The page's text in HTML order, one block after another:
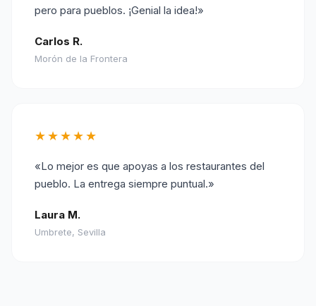
pero para pueblos. ¡Genial la idea!»
Carlos R.
Morón de la Frontera
★★★★★
«Lo mejor es que apoyas a los restaurantes del
pueblo. La entrega siempre puntual.»
Laura M.
Umbrete, Sevilla